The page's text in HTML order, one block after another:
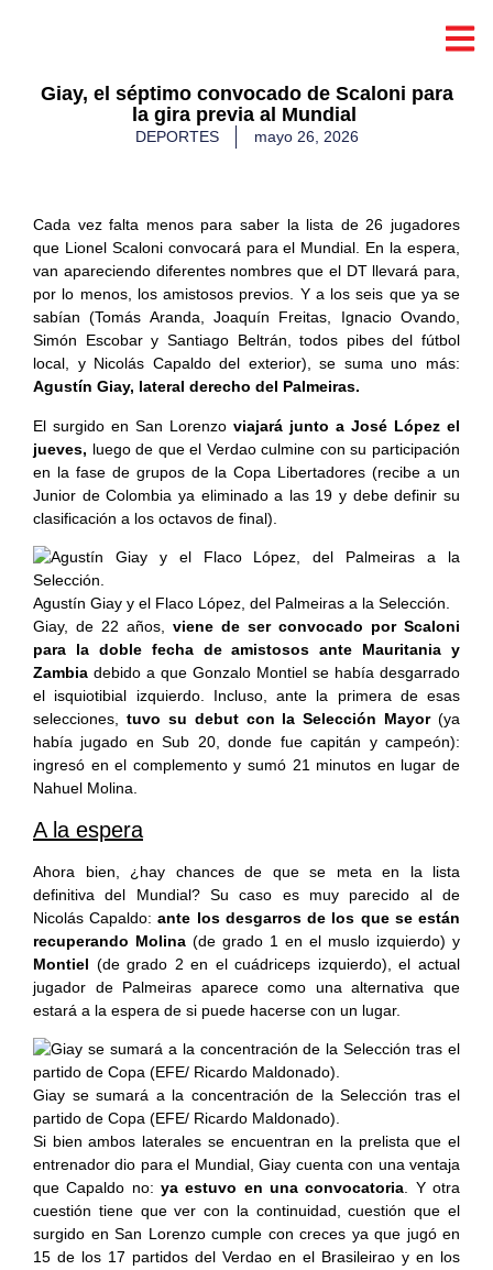
​Giay, el séptimo convocado de Scaloni para
la gira previa al Mundial
DEPORTES mayo 26, 2026
Cada vez falta menos para saber la lista de 26 jugadores
que Lionel Scaloni convocará para el Mundial. En la espera,
van apareciendo diferentes nombres que el DT llevará para,
por lo menos, los amistosos previos. Y a los seis que ya se
sabían (Tomás Aranda, Joaquín Freitas, Ignacio Ovando,
Simón Escobar y Santiago Beltrán, todos pibes del fútbol
local, y Nicolás Capaldo del exterior), se suma uno más:
Agustín Giay, lateral derecho del Palmeiras.
El surgido en San Lorenzo viajará junto a José López el
jueves, luego de que el Verdao culmine con su participación
en la fase de grupos de la Copa Libertadores (recibe a un
Junior de Colombia ya eliminado a las 19 y debe definir su
clasificación a los octavos de final).
Agustín Giay y el Flaco López, del Palmeiras a la Selección.
Giay, de 22 años, viene de ser convocado por Scaloni
para la doble fecha de amistosos ante Mauritania y
Zambia debido a que Gonzalo Montiel se había desgarrado
el isquiotibial izquierdo. Incluso, ante la primera de esas
selecciones, tuvo su debut con la Selección Mayor(ya
había jugado en Sub 20, donde fue capitán y campeón):
ingresó en el complemento y sumó 21 minutos en lugar de
Nahuel Molina.
A la espera
Ahora bien, ¿hay chances de que se meta en la lista
definitiva del Mundial? Su caso es muy parecido al de
Nicolás Capaldo:ante los desgarros de los que se están
recuperando Molina (de grado 1 en el muslo izquierdo) y
Montiel (de grado 2 en el cuádriceps izquierdo), el actual
jugador de Palmeiras aparece como una alternativa que
estará a la espera de si puede hacerse con un lugar.
Giay se sumará a la concentración de la Selección tras el
partido de Copa (EFE/ Ricardo Maldonado).
Si bien ambos laterales se encuentran en la prelista que el
entrenador dio para el Mundial, Giay cuenta con una ventaja
que Capaldo no: ya estuvo en una convocatoria . Y otra
cuestión tiene que ver con la continuidad, cuestión que el
surgido en San Lorenzo cumple con creces ya que jugó en
15 de los 17 partidos del Verdao en el Brasileirao y en los